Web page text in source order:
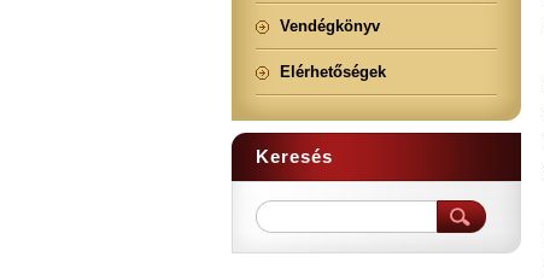
Vendégkönyv
Elérhetőségek
Keresés